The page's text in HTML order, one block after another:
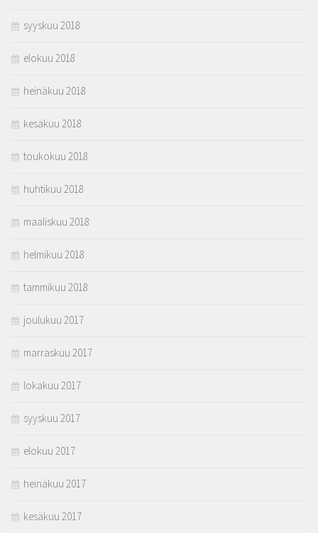
syyskuu 2018
elokuu 2018
heinäkuu 2018
kesäkuu 2018
toukokuu 2018
huhtikuu 2018
maaliskuu 2018
helmikuu 2018
tammikuu 2018
joulukuu 2017
marraskuu 2017
lokakuu 2017
syyskuu 2017
elokuu 2017
heinäkuu 2017
kesäkuu 2017